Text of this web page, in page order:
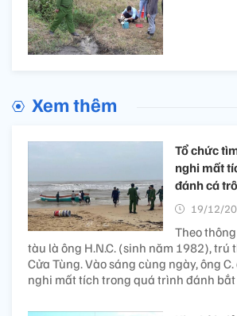
Xem thêm
Tổ chức
nghi mất
đánh cá
19/12/
Theo
tàu là ông H.N.C. (sinh năm 1982), trú
Cửa Tùng. Vào sáng cùng ngày, ông
nghi mất tích trong quá trình đánh bắt